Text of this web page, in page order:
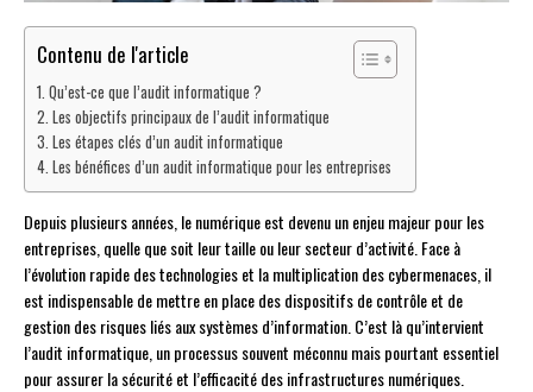
Contenu de l'article
Qu’est-ce que l’audit informatique ?
Les objectifs principaux de l’audit informatique
Les étapes clés d’un audit informatique
Les bénéfices d’un audit informatique pour les entreprises
Depuis plusieurs années, le numérique est devenu un enjeu majeur pour les
entreprises, quelle que soit leur taille ou leur secteur d’activité. Face à
l’évolution rapide des technologies et la multiplication des cybermenaces, il
est indispensable de mettre en place des dispositifs de contrôle et de
gestion des risques liés aux systèmes d’information. C’est là qu’intervient
l’audit informatique, un processus souvent méconnu mais pourtant essentiel
pour assurer la sécurité et l’efficacité des infrastructures numériques.